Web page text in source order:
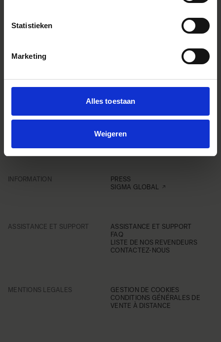
Statistieken
Marketing
Alles toestaan
Weigeren
INFORMATION
PRESS
SIGMA GLOBAL
ASSISTANCE ET SUPPORT
ASSISTANCE ET SUPPORT
FAQ
LISTE DE NOS REVENDEURS
CONTACTEZ-NOUS
MENTIONS LEGALES
GESTION DE COOKIES
CONDITIONS GÉNÉRALES DE
VENTE À DISTANCE